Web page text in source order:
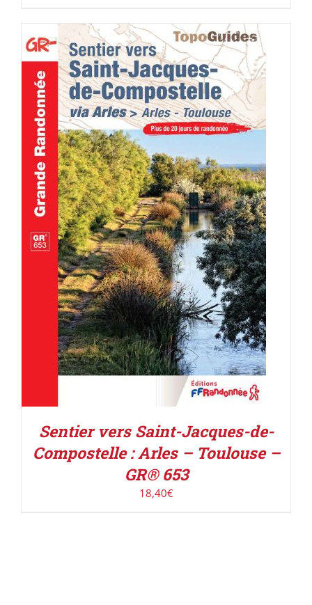
AJOUTER AU PANIER / DÉTAILS
Sentier vers Saint-Jacques-de-
Compostelle : Arles – Toulouse –
GR® 653
18,40€